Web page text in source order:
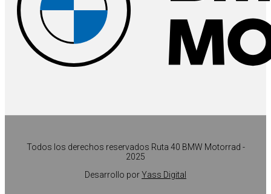
Todos los derechos reservados Ruta 40 BMW Motorrad -
2025
Desarrollo porYass Digital